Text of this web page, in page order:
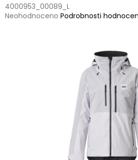
4000953_00089_L
Průměrné
Neohodnoceno Podrobnosti